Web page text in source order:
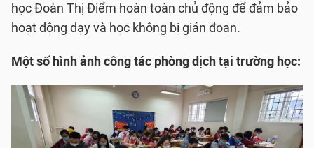
học Đoàn Thị Điểm hoàn toàn chủ động để đảm bảo
hoạt động dạy và học không bị gián đoạn.
Một số hình ảnh công tác phòng dịch tại trường học: